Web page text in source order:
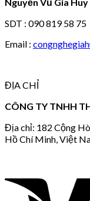
SDT : 090 819 58 75
Email :
ĐỊA CHỈ
CÔNG TY TNHH
Địa chỉ: 182 Cộng
Hồ Chí Minh, Việt